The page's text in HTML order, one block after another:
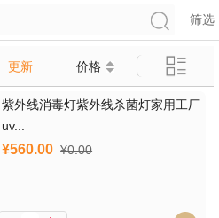
筛选
更新 价格
紫外线消毒灯紫外线杀菌灯家用工厂
uv...
¥560.00 ¥0.00